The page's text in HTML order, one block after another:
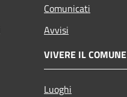
Comunicati
Avvisi
VIVERE IL COMUNE
Luoghi